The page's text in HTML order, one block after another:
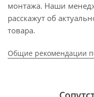
монтажа. Наши
расскажут об
товара.
Общие рекомендации